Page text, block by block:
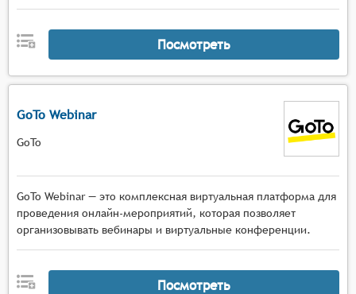
Посмотреть
GoTo Webinar
GoTo
GoTo Webinar — это комплексная виртуальная платформа для
проведения онлайн-мероприятий, которая позволяет
организовывать вебинары и виртуальные конференции.
Посмотреть